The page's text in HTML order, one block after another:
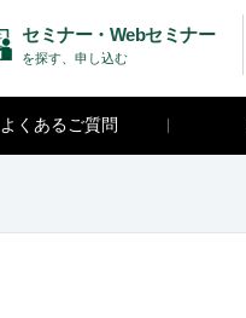
セミナー・Webセミナー
を探す、申し込む
よくあるご質問